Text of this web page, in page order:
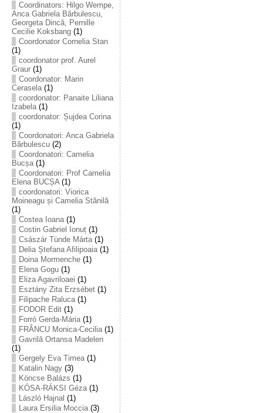
Coordinators: Hilgo Wempe,
Anca Gabriela Bărbulescu,
Georgeta Dincă, Pernille
Cecilie Koksbang(1)
Coordonator Cornelia Stan
(1)
coordonator prof. Aurel
Graur(1)
Coordonator: Marin
Cerasela(1)
coordonator: Panaite Liliana
Izabela(1)
coordonator: Șujdea Corina
(1)
Coordonatori: Anca Gabriela
Bărbulescu(2)
Coordonatori: Camelia
Bucșa(1)
Coordonatori: Prof Camelia
Elena BUCȘA(1)
coordonatori: Viorica
Moineagu și Camelia Stănilă
(1)
Costea Ioana(1)
Costin Gabriel Ionuț(1)
Császár Tünde Márta(1)
Delia Ștefana Afilipoaia(1)
Doina Mormenche(1)
Elena Gogu(1)
Eliza Agavriloaei (1)
Esztány Zita Erzsébet(1)
Filipache Raluca(1)
FODOR Edit(1)
Forró Gerda-Mária(1)
FRÂNCU Monica-Cecilia(1)
Gavrilă Ortansa Madelen
(1)
Gergely Eva Timea(1)
Katalin Nagy(3)
Köncse Balázs (1)
KÓSA-RÁKSI Géza(1)
László Hajnal (1)
Laura Ersilia Moccia(3)